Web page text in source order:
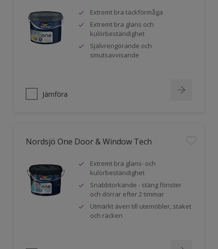
Extremt bra täckförmåga
Extremt bra glans och
kulörbeständighet
Självrengörande och
smutsavvisande
Jämföra
Nordsjö One Door & Window Tech
Extremt bra glans- och
kulörbeständighet
Snabbtorkande - stäng fönster
och dörrar efter 2 timmar
Utmärkt även till utemöbler, staket
och räcken